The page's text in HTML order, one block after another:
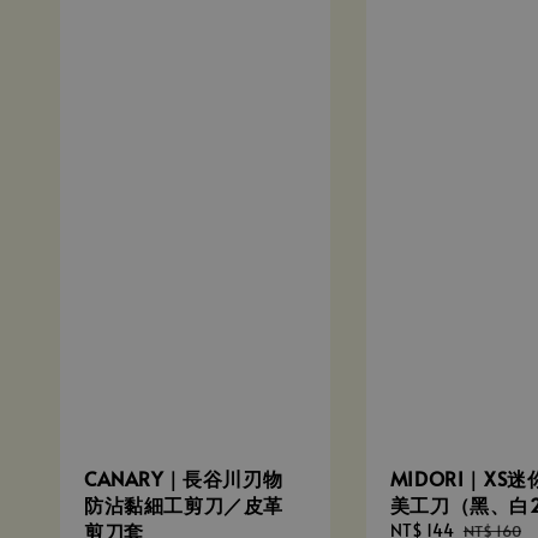
CANARY｜長谷川刃物
防沾黏細工剪刀／皮革
剪刀套
MIDORI｜XS迷
美工刀（黑、白2
Sale
NT$ 144 Regular
NT$ 160